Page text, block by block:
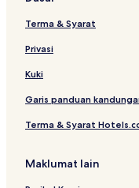
Terma & Syarat
Privasi
Kuki
Garis panduan
Terma & Syarat
Maklumat lain